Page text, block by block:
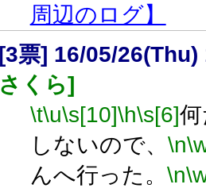
周辺のログ】
[3票] 16/05/
さくら]
\t\u\s[10]\h\s[6]
しないので、 \n
んへ行った。 \n